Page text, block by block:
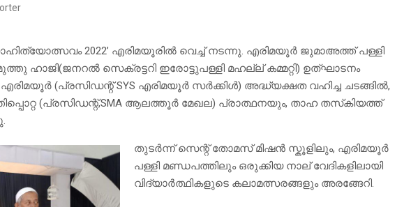
2022’ എരിമയൂരിൽ വെച്ച് നടന്നു. എരിമയൂർ ജുമാഅത്ത് പള്ളി
ഹാജി(ജനറൽ സെക്രട്ടറി ഇരോട്ടുപള്ളി മഹല്ല് കമ്മറ്റി) ഉത്‌ഘാടനം
(പ്രസിഡന്റ് SYS എരിമയൂർ സർക്കിൾ) അദ്ധ്യക്ഷത വഹിച്ച ചടങ്ങിൽ,
(പ്രസിഡന്റ്,SMA ആലത്തൂർ മേഖല) പ്രാത്ഥനയും, താഹ തസ്‌കിയത്ത്
തുടർന്ന് സെന്റ് തോമസ് മിഷൻ സ്കൂളിലും, എരിമയൂർ
പള്ളി മണ്ഡപത്തിലും ഒരുക്കിയ നാല് വേദികളിലായി
വിദ്യാർത്ഥികളുടെ കലാമത്സരങ്ങളും അരങ്ങേറി.